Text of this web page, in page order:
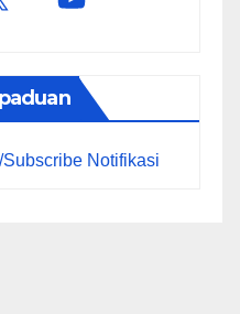
Notifikasi